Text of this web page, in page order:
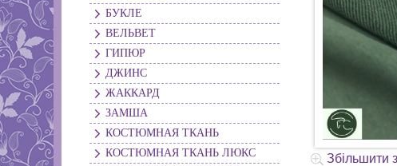
БУКЛЕ
ВЕЛЬВЕТ
ГИПЮР
ДЖИНС
ЖАККАРД
ЗАМША
КОСТЮМНАЯ ТКАНЬ
КОСТЮМНАЯ ТКАНЬ ЛЮКС
Збільшити